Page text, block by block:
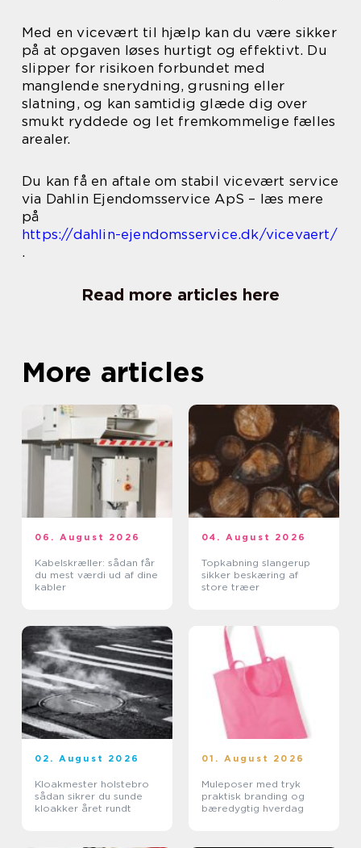
Med en vicevært til hjælp kan du være sikker
på at opgaven løses hurtigt og effektivt. Du
slipper for risikoen forbundet med
manglende snerydning, grusning eller
slatning, og kan samtidig glæde dig over
smukt ryddede og let fremkommelige fælles
arealer.
Du kan få en aftale om stabil vicevært service
via Dahlin Ejendomsservice ApS – læs mere
på
https://dahlin-ejendomsservice.dk/vicevaert/
.
Read more articles here
More articles
06. August 2026
Kabelskræller: sådan får
du mest værdi ud af dine
kabler
04. August 2026
Topkabning slangerup
sikker beskæring af
store træer
02. August 2026
Kloakmester holstebro
sådan sikrer du sunde
kloakker året rundt
01. August 2026
Muleposer med tryk
praktisk branding og
bæredygtig hverdag